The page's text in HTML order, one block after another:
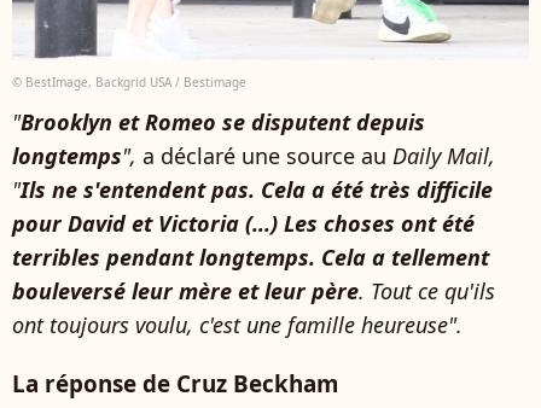
© BestImage, Backgrid USA / Bestimage
"Brooklyn et Romeo se disputent depuis
longtemps", a déclaré une source au Daily Mail,
"Ils ne s'entendent pas. Cela a été très difficile
pour David et Victoria (...) Les choses ont été
terribles pendant longtemps. Cela a tellement
bouleversé leur mère et leur père. Tout ce qu'ils
ont toujours voulu, c'est une famille heureuse".
La réponse de Cruz Beckham